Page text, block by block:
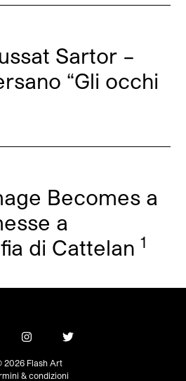
Sartor –
“Gli occhi
Becomes a
a
di Cattelan1
2026 Flash Art
& condizioni